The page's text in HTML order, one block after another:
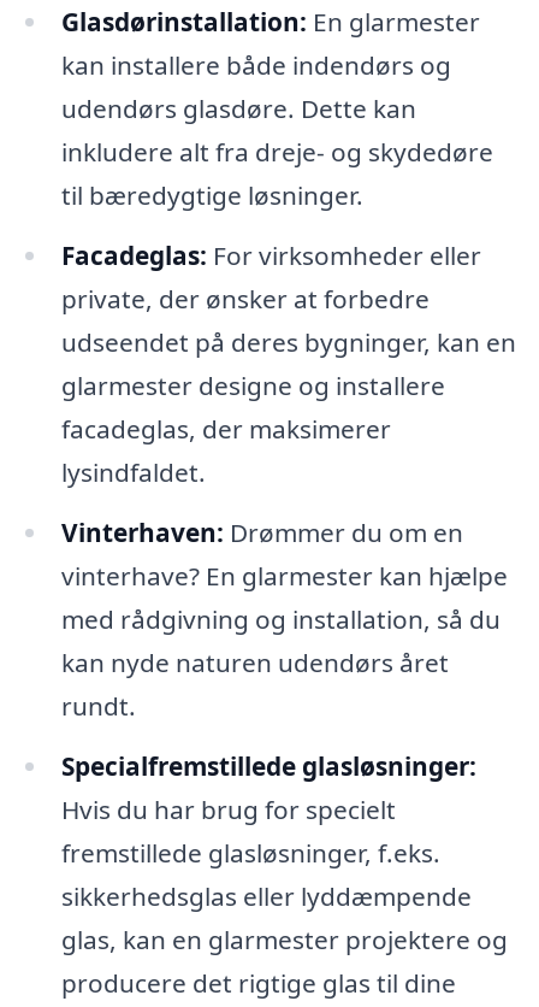
Glasdørinstallation: En glarmester
kan installere både indendørs og
udendørs glasdøre. Dette kan
inkludere alt fra dreje- og skydedøre
til bæredygtige løsninger.
Facadeglas: For virksomheder eller
private, der ønsker at forbedre
udseendet på deres bygninger, kan en
glarmester designe og installere
facadeglas, der maksimerer
lysindfaldet.
Vinterhaven: Drømmer du om en
vinterhave? En glarmester kan hjælpe
med rådgivning og installation, så du
kan nyde naturen udendørs året
rundt.
Specialfremstillede glasløsninger:
Hvis du har brug for specielt
fremstillede glasløsninger, f.eks.
sikkerhedsglas eller lyddæmpende
glas, kan en glarmester projektere og
producere det rigtige glas til dine